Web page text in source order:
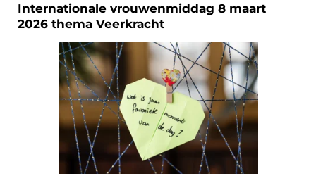
Internationale vrouwenmiddag 8 maart
2026 thema Veerkracht